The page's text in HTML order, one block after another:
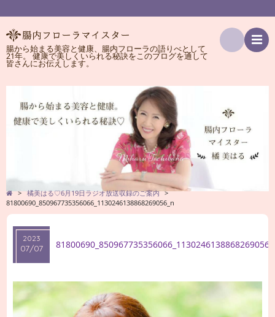
腸から始まる美容と健康、腸内フローラの語りべとして
21年。 健康で美しくいられる秘訣をこのブログを通して
皆さんにお伝えします。
索
> 橘美はる♡6月19日ラジオ放送収録のご案内 >
81800690_850967735356066_1130246138868269056_n
2023
07/07